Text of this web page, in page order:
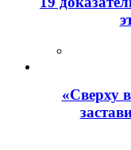
«Сверху